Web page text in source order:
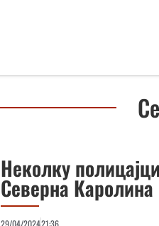
Неколку
Северна Каролина
29/04/202421:36